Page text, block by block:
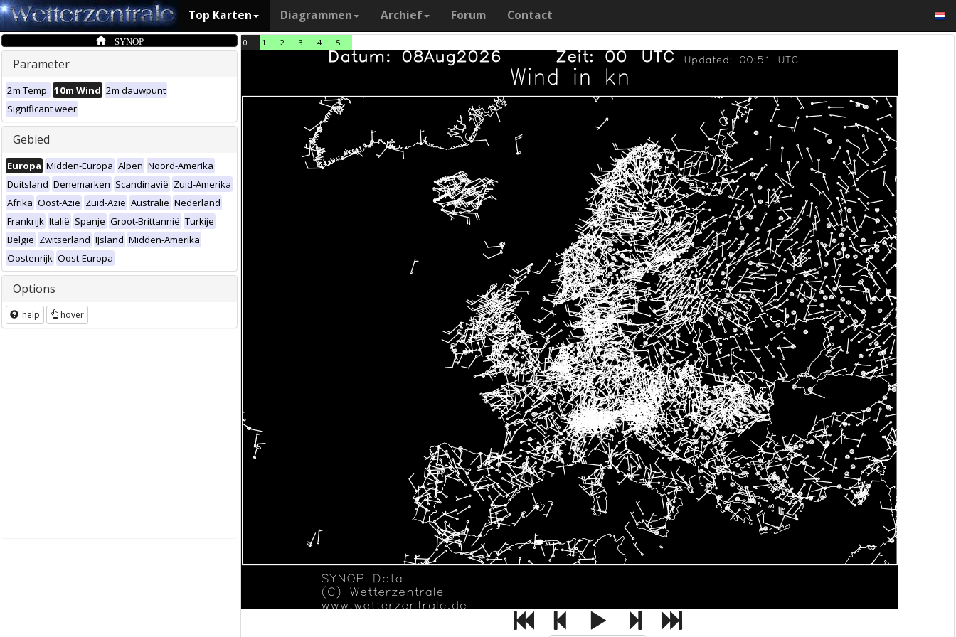
Top Karten Diagrammen Archief Forum Contact
SYNOP
Parameter
2m Temp. 10m Wind 2m dauwpunt
Significant weer
Gebied
Europa Midden-Europa Alpen Noord-Amerika
Duitsland Denemarken Scandinavië Zuid-Amerika
Afrika Oost-Azië Zuid-Azië Australië Nederland
Frankrijk Italië Spanje Groot-Brittannië Turkije
België Zwitserland IJsland Midden-Amerika
Oostenrijk Oost-Europa
Options
help hover
0 1 2 3 4 5